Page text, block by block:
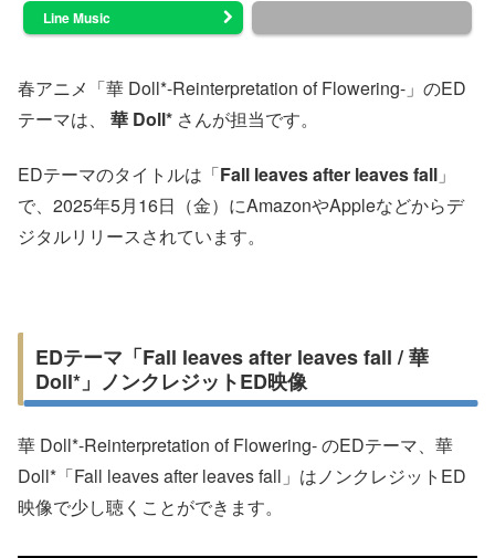
Line Music
春アニメ「華 Doll*-Reinterpretation of Flowering-」のED
テーマは、 華 Doll* さんが担当です。
EDテーマのタイトルは「Fall leaves after leaves fall 」
で、2025年5月16日（金）にAmazonやAppleなどからデ
ジタルリリースされています。
EDテーマ「Fall leaves after leaves fall / 華
Doll*」ノンクレジットED映像
華 Doll*-Reinterpretation of Flowering- のEDテーマ、華
Doll*「Fall leaves after leaves fall」はノンクレジットED
映像で少し聴くことができます。